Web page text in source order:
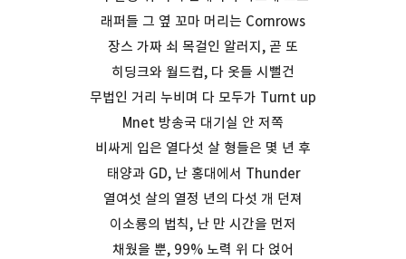
래퍼들 그 옆 꼬마 머리는 Cornrows
장스 가짜 쇠 목걸인 알러지, 곧 또
히딩크와 월드컵, 다 옷들 시뻘건
무법인 거리 누비며 다 모두가 Turnt up
Mnet 방송국 대기실 안 저쪽
비싸게 입은 열다섯 살 형들은 몇 년 후
태양과 GD, 난 홍대에서 Thunder
열여섯 살의 열정 년의 다섯 개 던져
이소룡의 법칙, 난 만 시간을 먼저
채웠을 뿐, 99% 노력 위 다 얹어